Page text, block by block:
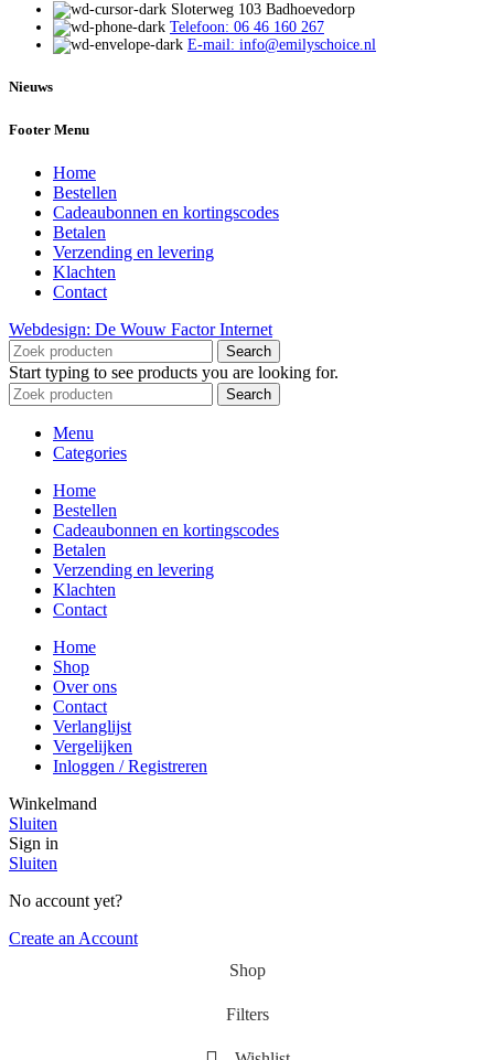
Sloterweg 103 Badhoevedorp
Telefoon: 06 46 160 267
E-mail: info@emilyschoice.nl
Nieuws
Footer Menu
Home
Bestellen
Cadeaubonnen en kortingscodes
Betalen
Verzending en levering
Klachten
Contact
Webdesign: De Wouw Factor Internet
Search
Start typing to see products you are looking for.
Search
Menu
Categories
Home
Bestellen
Cadeaubonnen en kortingscodes
Betalen
Verzending en levering
Klachten
Contact
Home
Shop
Over ons
Contact
Verlanglijst
Vergelijken
Inloggen / Registreren
Winkelmand
Sluiten
Sign in
Sluiten
No account yet?
Create an Account
Shop
Filters